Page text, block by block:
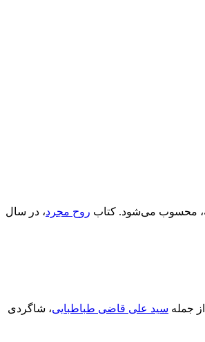
محسوب می‌شود. کتاب روح مجرد، در سال
سید علی قاضی طباطبایی، شاگردی